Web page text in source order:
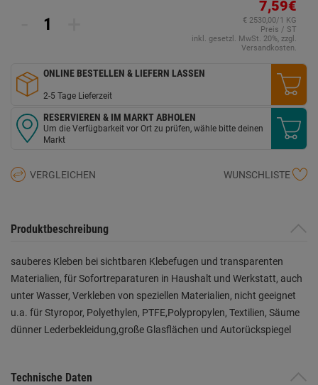
7,59€
€ 2530,00/1 KG
Preis / ST
inkl. gesetzl. MwSt. 20%, zzgl.
Versandkosten.
ONLINE BESTELLEN & LIEFERN LASSEN
2-5 Tage Lieferzeit
RESERVIEREN & IM MARKT ABHOLEN
Um die Verfügbarkeit vor Ort zu prüfen, wähle bitte deinen
Markt
VERGLEICHEN WUNSCHLISTE
Produktbeschreibung
sauberes Kleben bei sichtbaren Klebefugen und transparenten
Materialien, für Sofortreparaturen in Haushalt und Werkstatt, auch
unter Wasser, Verkleben von speziellen Materialien, nicht geeignet
u.a. für Styropor, Polyethylen, PTFE,Polypropylen, Textilien, Säume
dünner Lederbekleidung,große Glasflächen und Autorückspiegel
Technische Daten